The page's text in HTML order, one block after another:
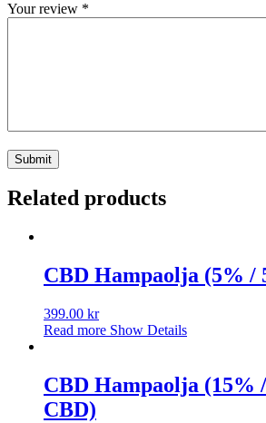
Your review *
Related products
CBD Hampaolja (5% /
399.00 kr
Read more Show Details
CBD Hampaolja (15%
CBD)